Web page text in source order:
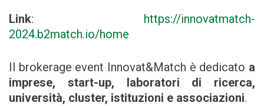
Link: https://innovatmatch-
2024.b2match.io/home
Il brokerage event Innovat&Match è dedicato a
imprese, start-up, laboratori di ricerca,
università, cluster, istituzioni e associazioni.